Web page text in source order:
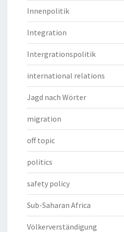
Innenpolitik
Integration
Intergrationspolitik
international relations
Jagd nach Wörter
migration
off topic
politics
safety policy
Sub-Saharan Africa
Völkerverständigung